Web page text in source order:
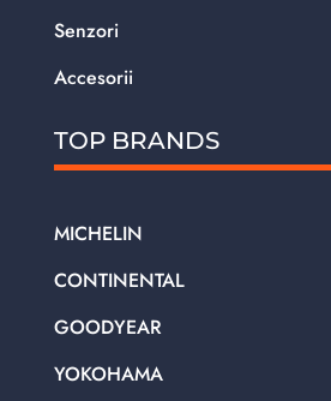
Senzori
Accesorii
TOP BRANDS
MICHELIN
CONTINENTAL
GOODYEAR
YOKOHAMA